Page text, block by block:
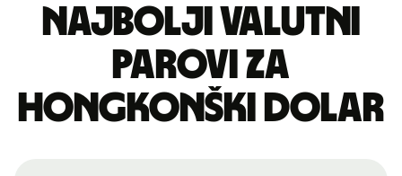
Najbolji valutni
parovi za
hongkonški dolar